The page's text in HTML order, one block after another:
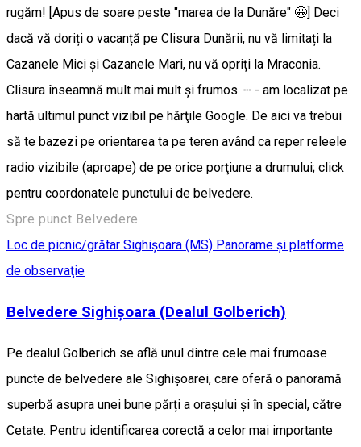
rugăm! [Apus de soare peste "marea de la Dunăre" 🤩] Deci
dacă vă doriți o vacanță pe Clisura Dunării, nu vă limitați la
Cazanele Mici și Cazanele Mari, nu vă opriți la Mraconia.
Clisura înseamnă mult mai mult și frumos. ┄ - am localizat pe
hartă ultimul punct vizibil pe hărţile Google. De aici va trebui
să te bazezi pe orientarea ta pe teren având ca reper releele
radio vizibile (aproape) de pe orice porţiune a drumului; click
pentru coordonatele punctului de belvedere.
Spre punct Belvedere
Loc de picnic/grătar Sighişoara (MS) Panorame şi platforme
de observaţie
Belvedere Sighișoara (Dealul Golberich)
Pe dealul Golberich se află unul dintre cele mai frumoase
puncte de belvedere ale Sighișoarei, care oferă o panoramă
superbă asupra unei bune părți a orașului și în special, către
Cetate. Pentru identificarea corectă a celor mai importante